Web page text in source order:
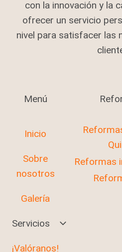
con la innovación y la
ofrecer un servicio
nivel para satisfacer las
Menú
Inicio
Sobre
nosotros
Galería
Servicios
Alternar
Hijo
¡Valóranos!
Reformas